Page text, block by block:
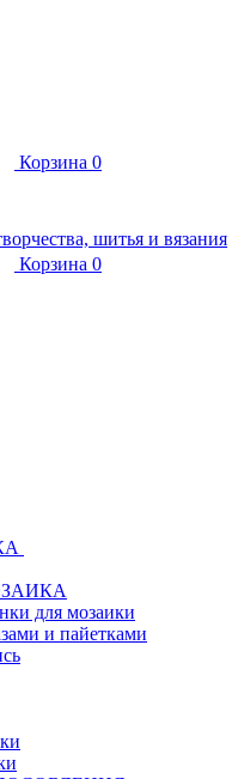
Корзина 0
Корзина 0
для мозаики
и пайетками